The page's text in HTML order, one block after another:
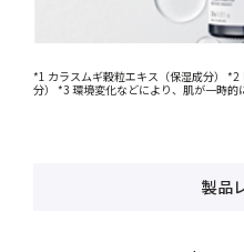
*1 カラスムギ穀粒エキス（保湿成分）
分） *3 環境変化などにより、肌が一時的
製品